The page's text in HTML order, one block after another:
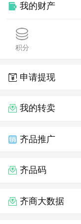
我的财产
积分
申请提现
我的转卖
齐品推广
齐品码
齐商大数据